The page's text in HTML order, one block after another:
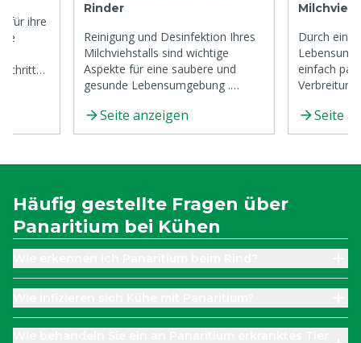
für ihre
Schritt
der
Rinder
Reinigung und Desinfektion Ihres
Milchviehstalls sind wichtige
Aspekte für eine saubere und
gesunde Lebensumgebung .
ein.Seite anzeigen
Milchvieh
Durch eine
einfach
verhindern.
Seite
Häufig gestellte Fragen über
Panaritium bei Kühen